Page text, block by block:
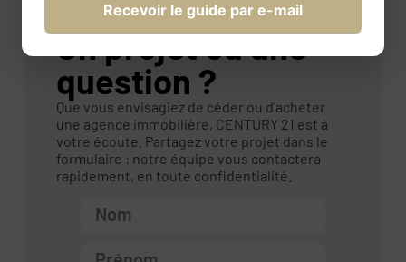
Contactez-nous
Un projet ou une
question ?
Que vous envisagiez de céder ou d’acheter
une agence immobilière, CENTURY 21 est à
votre écoute. Partagez votre projet dans le
formulaire : notre équipe vous contactera
rapidement, en toute confidentialité.
Recevoir le guide par e-mail